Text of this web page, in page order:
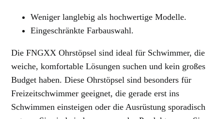
Weniger langlebig als hochwertige Modelle.
Eingeschränkte Farbauswahl.
Die FNGXX Ohrstöpsel sind ideal für Schwimmer, die
weiche, komfortable Lösungen suchen und kein großes
Budget haben. Diese Ohrstöpsel sind besonders für
Freizeitschwimmer geeignet, die gerade erst ins
Schwimmen einsteigen oder die Ausrüstung sporadisch